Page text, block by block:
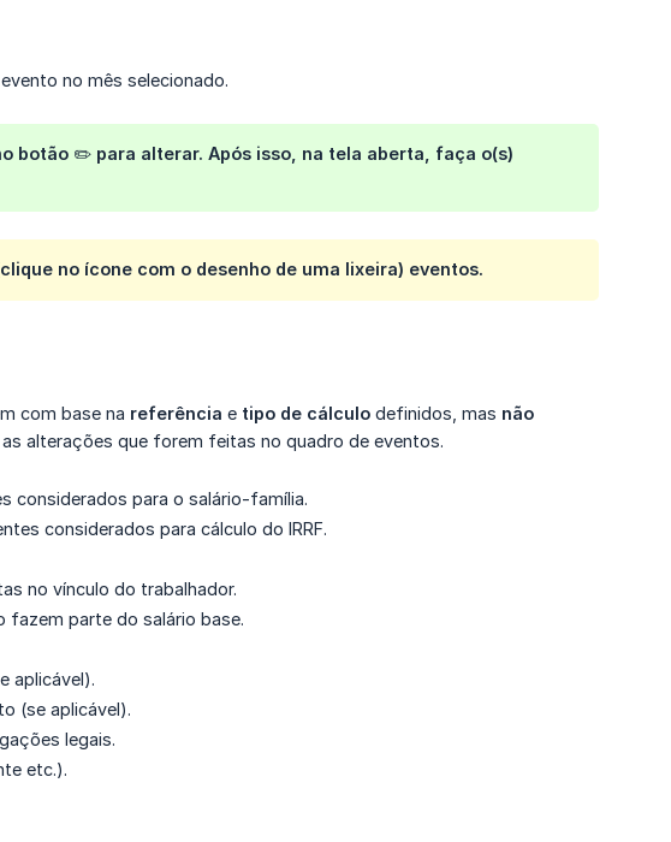
no mês selecionado.
botão ✏️ para alterar. Após isso, na tela aberta, faça o(s)
no ícone com o desenho de uma lixeira) eventos.
com base na referência e tipo de cálculo definidos, mas não
alterações que forem feitas no quadro de eventos.
considerados para o salário-família.
considerados para cálculo do IRRF.
no vínculo do trabalhador.
fazem parte do salário base.
aplicável).
(se aplicável).
legais.
etc.).